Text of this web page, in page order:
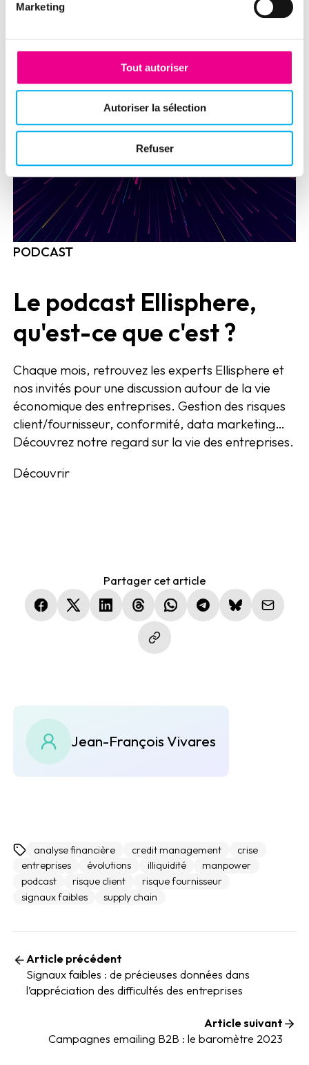
Marketing
Tout autoriser
Autoriser la sélection
Refuser
PODCAST
Le podcast Ellisphere,
qu'est-ce que c'est ?
Chaque mois, retrouvez les experts Ellisphere et
nos invités pour une discussion autour de la vie
économique des entreprises. Gestion des risques
client/fournisseur, conformité, data marketing…
Découvrez notre regard sur la vie des entreprises.
Découvrir
Partager cet article
(nouvelle fenêtre)
(nouvelle fenêtre)
(nouvelle fenêtre)
(nouvelle fenêtre)
(nouvelle fenêtre)
(nouvelle fenêtre)
(nouvelle
Jean-François Vivares
analyse financière credit management
crise
entreprises
évolutions illiquidité
manpower
podcast
risque client
risque fournisseur
signaux faibles
supply chain
Article précédent
Signaux faibles : de précieuses données dans
l’appréciation des difficultés des entreprises
Article suivant
Campagnes emailing B2B : le baromètre 2023